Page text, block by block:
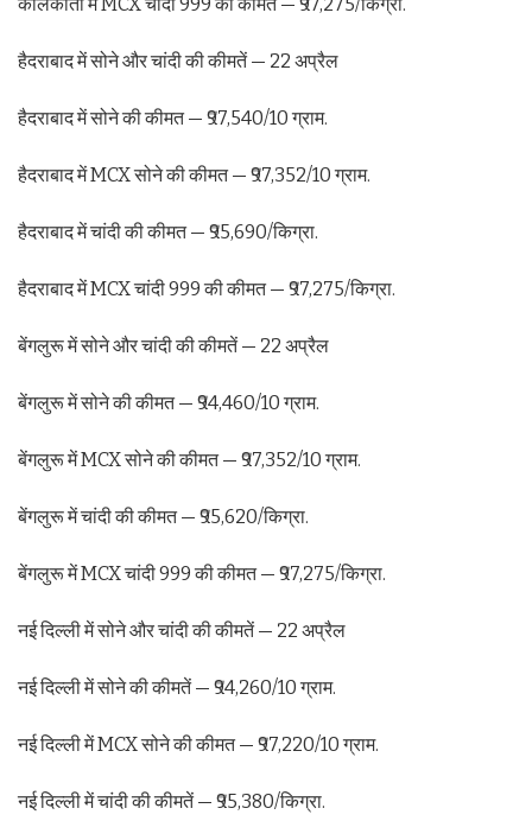
हैदराबाद में सोने और चांदी की कीमतें — 22 अप्रैल
हैदराबाद में सोने की कीमत — ₹97,540/10 ग्राम.
हैदराबाद में MCX सोने की कीमत — ₹97,352/10 ग्राम.
हैदराबाद में चांदी की कीमत — ₹95,690/किग्रा.
हैदराबाद में MCX चांदी 999 की कीमत — ₹97,275/किग्रा.
बेंगलुरू में सोने और चांदी की कीमतें — 22 अप्रैल
बेंगलुरू में सोने की कीमत — ₹94,460/10 ग्राम.
बेंगलुरू में MCX सोने की कीमत — ₹97,352/10 ग्राम.
बेंगलुरू में चांदी की कीमत — ₹95,620/किग्रा.
बेंगलुरू में MCX चांदी 999 की कीमत — ₹97,275/किग्रा.
नई दिल्ली में सोने और चांदी की कीमतें — 22 अप्रैल
नई दिल्ली में सोने की कीमतें — ₹94,260/10 ग्राम.
नई दिल्ली में MCX सोने की कीमत — ₹97,220/10 ग्राम.
नई दिल्ली में चांदी की कीमतें — ₹95,380/किग्रा.